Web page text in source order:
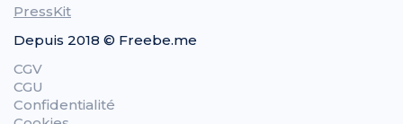
PressKit
Depuis 2018 © Freebe.me
CGV
CGU
Confidentialité